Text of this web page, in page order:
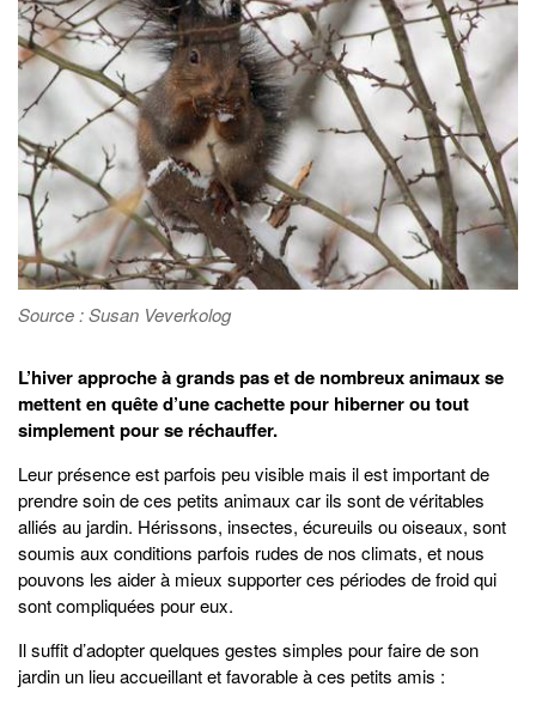
Source : Susan Veverkolog
L’hiver approche à grands pas et de nombreux animaux se
mettent en quête d’une cachette pour hiberner ou tout
simplement pour se réchauffer.
Leur présence est parfois peu visible mais il est important de
prendre soin de ces petits animaux car ils sont de véritables
alliés au jardin. Hérissons, insectes, écureuils ou oiseaux, sont
soumis aux conditions parfois rudes de nos climats, et nous
pouvons les aider à mieux supporter ces périodes de froid qui
sont compliquées pour eux.
Il suffit d’adopter quelques gestes simples pour faire de son
jardin un lieu accueillant et favorable à ces petits amis :